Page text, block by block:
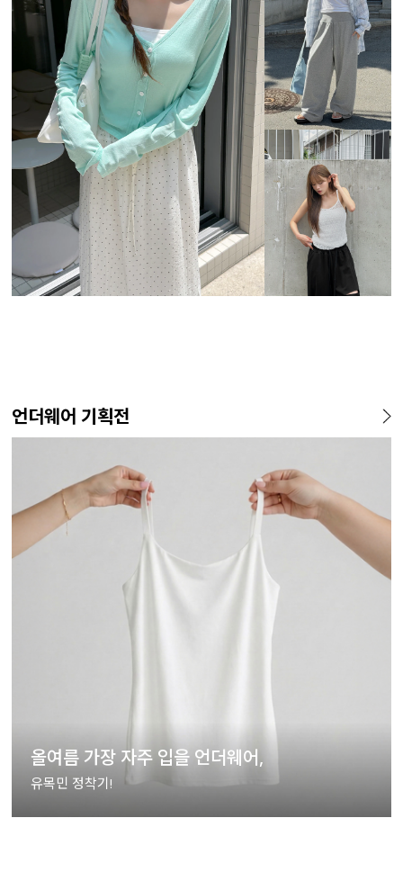
언더웨어 기획전
올여름 가장 자주 입을 언더웨어,
유목민 정착기!